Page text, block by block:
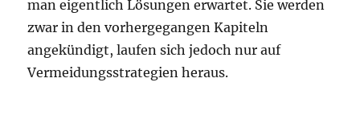
man eigentlich Lösungen erwartet. Sie werden
zwar in den vorhergegangen Kapiteln
angekündigt, laufen sich jedoch nur auf
Vermeidungsstrategien heraus.